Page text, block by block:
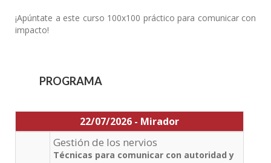
¡Apúntate a este curso 100x100 práctico para comunicar con
impacto!
PROGRAMA
22/07/2026 - Mirador
Gestión de los nervios
Técnicas para comunicar con autoridad y